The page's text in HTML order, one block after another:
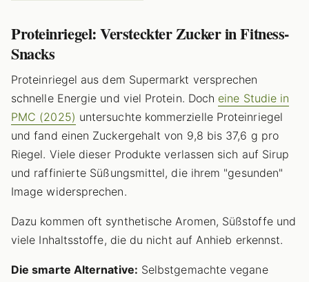
Proteinriegel: Versteckter Zucker in Fitness-
Snacks
Proteinriegel aus dem Supermarkt versprechen
schnelle Energie und viel Protein. Doch eine Studie in
PMC (2025) untersuchte kommerzielle Proteinriegel
und fand einen Zuckergehalt von 9,8 bis 37,6 g pro
Riegel. Viele dieser Produkte verlassen sich auf Sirup
und raffinierte Süßungsmittel, die ihrem "gesunden"
Image widersprechen.
Dazu kommen oft synthetische Aromen, Süßstoffe und
viele Inhaltsstoffe, die du nicht auf Anhieb erkennst.
Die smarte Alternative: Selbstgemachte vegane